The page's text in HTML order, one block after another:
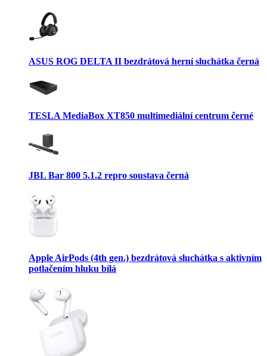
ASUS ROG DELTA II bezdrátová herní sluchátka černá
TESLA MediaBox XT850 multimediální centrum černé
JBL Bar 800 5.1.2 repro soustava černá
Apple AirPods (4th gen.) bezdrátová sluchátka s aktivním
potlačením hluku bílá